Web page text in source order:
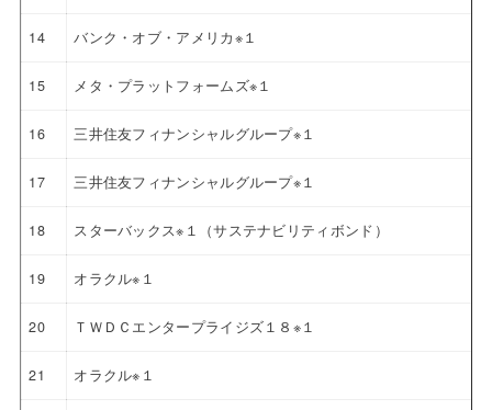
14 バンク・オブ・アメリカ※１
15 メタ・プラットフォームズ※１
16 三井住友フィナンシャルグループ※１
17 三井住友フィナンシャルグループ※１
18 スターバックス※１（サステナビリティボンド）
19 オラクル※１
20 ＴＷＤＣエンタープライジズ１８※１
21 オラクル※１